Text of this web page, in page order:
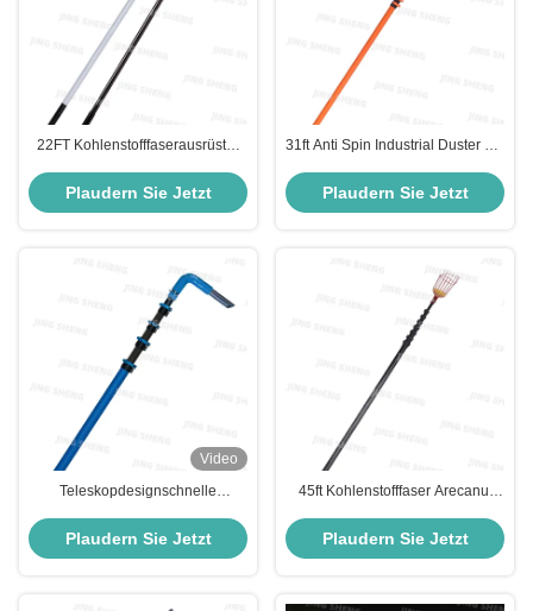
22FT Kohlenstofffaserausrüster
Hohe Festigkeit UV-
Korrosionsbeständig
Plaudern Sie Jetzt
31ft Anti Spin Industrial Duster zur
bedienen und zu lagern
kostengünstig
Plaudern Sie Jetzt
Video
Teleskopdesignschnelle
Rinnenreinigung 28 Fuß
Kohlenstofffaserstolpe
Plaudern Sie Jetzt
45ft Kohlenstofffaser Arecanut
Papaya Ernte-Stab
Plaudern Sie Jetzt